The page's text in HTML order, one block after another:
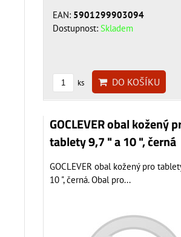
EAN: 5901299903094
Dostupnost: Skladem
ks DO KOŠÍKU
GOCLEVER obal kožený
tablety 9,7 " a 10 ", černá
GOCLEVER obal kožený pro
10 ", černá. Obal pro...